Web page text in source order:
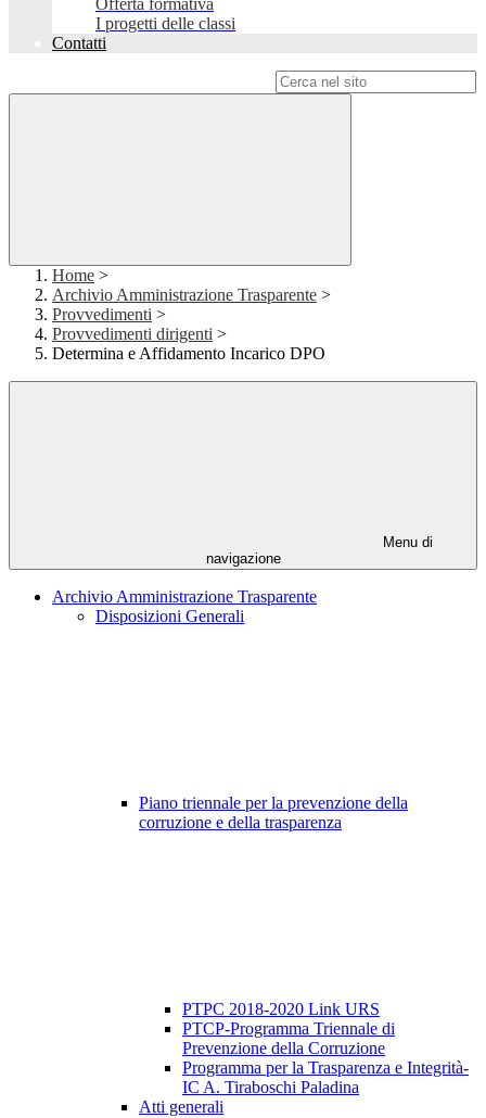
Offerta formativa
I progetti delle classi
Contatti
Home >
Archivio Amministrazione Trasparente >
Provvedimenti >
Provvedimenti dirigenti >
Determina e Affidamento Incarico DPO
Menu di
navigazione
Archivio Amministrazione Trasparente
Disposizioni Generali
Piano triennale per la prevenzione della
corruzione e della trasparenza
PTPC 2018-2020 Link URS
PTCP-Programma Triennale di
Prevenzione della Corruzione
Programma per la Trasparenza e Integrità-
IC A. Tiraboschi Paladina
Atti generali